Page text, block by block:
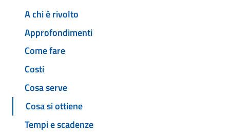
A chi è rivolto
Approfondimenti
Come fare
Costi
Cosa serve
Cosa si ottiene
Tempi e scadenze